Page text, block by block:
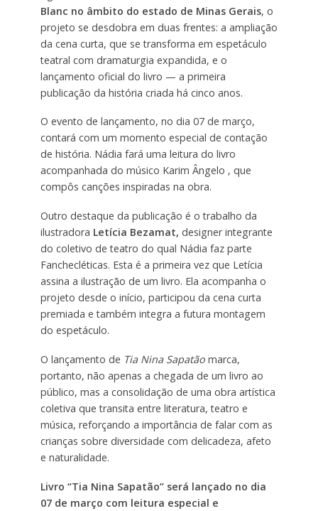
Blanc no âmbito do estado de Minas Gerais, o
projeto se desdobra em duas frentes: a ampliação
da cena curta, que se transforma em espetáculo
teatral com dramaturgia expandida, e o
lançamento oficial do livro — a primeira
publicação da história criada há cinco anos.
O evento de lançamento, no dia 07 de março,
contará com um momento especial de contação
de história. Nádia fará uma leitura do livro
acompanhada do músico Karim Ângelo , que
compôs canções inspiradas na obra.
Outro destaque da publicação é o trabalho da
ilustradora Letícia Bezamat, designer integrante
do coletivo de teatro do qual Nádia faz parte
Fanchecléticas. Esta é a primeira vez que Letícia
assina a ilustração de um livro. Ela acompanha o
projeto desde o início, participou da cena curta
premiada e também integra a futura montagem
do espetáculo.
O lançamento de Tia Nina Sapatãomarca,
portanto, não apenas a chegada de um livro ao
público, mas a consolidação de uma obra artística
coletiva que transita entre literatura, teatro e
música, reforçando a importância de falar com as
crianças sobre diversidade com delicadeza, afeto
e naturalidade.
Livro “Tia Nina Sapatão” será lançado no dia
07 de março com leitura especial e